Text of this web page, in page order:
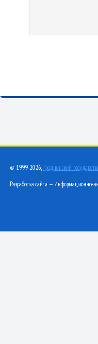
© 1999-2026, Гродненский
Разработка сайта — Информационно-